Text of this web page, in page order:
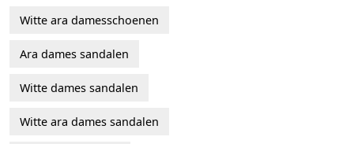
Witte ara damesschoenen
Ara dames sandalen
Witte dames sandalen
Witte ara dames sandalen